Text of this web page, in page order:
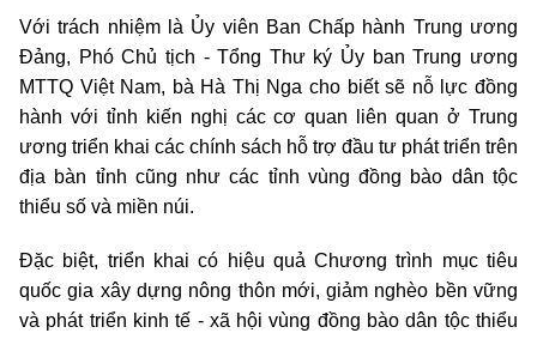
Với trách nhiệm là Ủy viên Ban Chấp hành Trung ương
Đảng, Phó Chủ tịch - Tổng Thư ký Ủy ban Trung ương
MTTQ Việt Nam, bà Hà Thị Nga cho biết sẽ nỗ lực đồng
hành với tỉnh kiến nghị các cơ quan liên quan ở Trung
ương triển khai các chính sách hỗ trợ đầu tư phát triển trên
địa bàn tỉnh cũng như các tỉnh vùng đồng bào dân tộc
thiểu số và miền núi.
Đặc biệt, triển khai có hiệu quả Chương trình mục tiêu
quốc gia xây dựng nông thôn mới, giảm nghèo bền vững
và phát triển kinh tế - xã hội vùng đồng bào dân tộc thiểu